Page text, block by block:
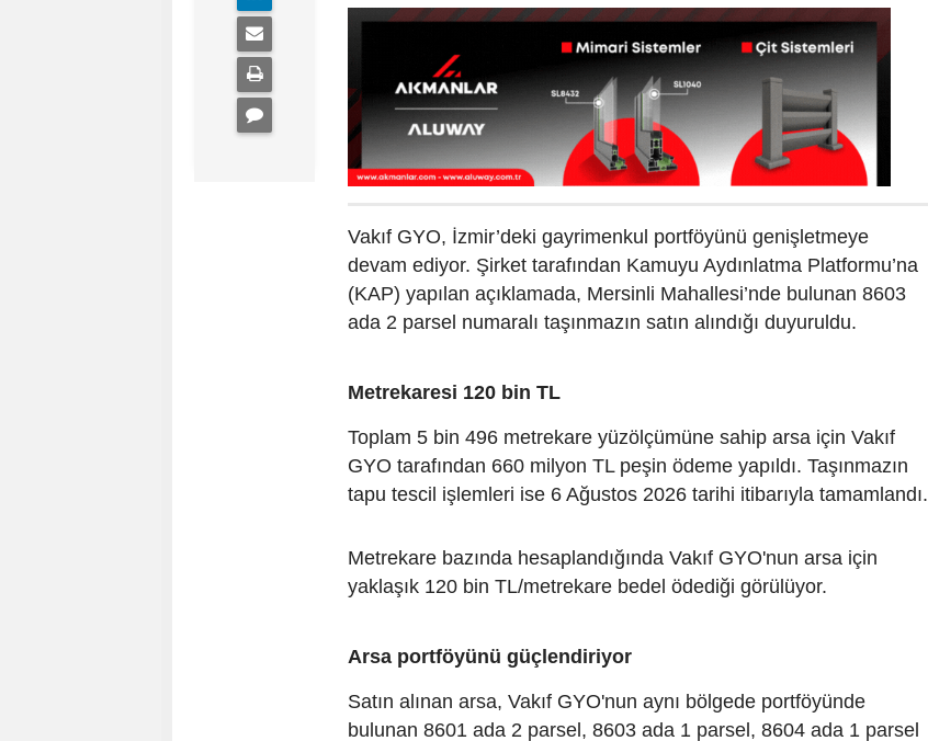
Vakıf GYO, İzmir’deki gayrimenkul portföyünü genişletmeye
devam ediyor. Şirket tarafından Kamuyu Aydınlatma Platformu’na
(KAP) yapılan açıklamada, Mersinli Mahallesi’nde bulunan 8603
ada 2 parsel numaralı taşınmazın satın alındığı duyuruldu.
Metrekaresi 120 bin TL
Toplam 5 bin 496 metrekare yüzölçümüne sahip arsa için Vakıf
GYO tarafından 660 milyon TL peşin ödeme yapıldı. Taşınmazın
tapu tescil işlemleri ise 6 Ağustos 2026 tarihi itibarıyla tamamlandı.
Metrekare bazında hesaplandığında Vakıf GYO'nun arsa için
yaklaşık 120 bin TL/metrekare bedel ödediği görülüyor.
Arsa portföyünü güçlendiriyor
Satın alınan arsa, Vakıf GYO'nun aynı bölgede portföyünde
bulunan 8601 ada 2 parsel, 8603 ada 1 parsel, 8604 ada 1 parsel